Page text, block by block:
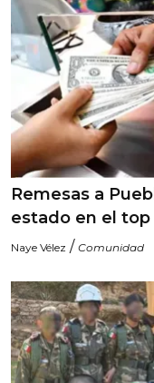
Remesas a
estado en el top
Naye Vélez / Comunidad